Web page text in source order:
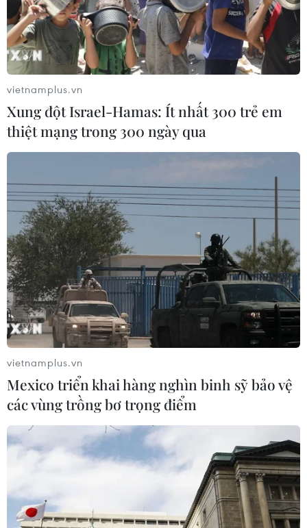
vietnamplus.vn
Xung đột Israel-Hamas: Ít nhất 300 trẻ em
thiệt mạng trong 300 ngày qua
vietnamplus.vn
Mexico triển khai hàng nghìn binh sỹ bảo vệ
các vùng trồng bơ trọng điểm